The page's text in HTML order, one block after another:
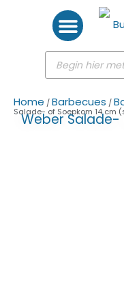
Home /Barbecues /
Salade- of Soepkom 14 cm
Weber Salade-